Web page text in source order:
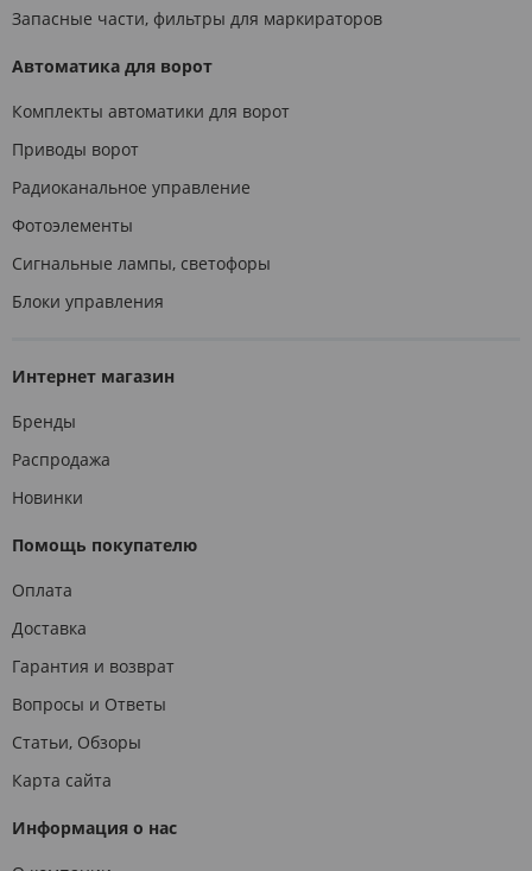
Запасные части, фильтры для маркираторов
Автоматика для ворот
Комплекты автоматики для ворот
Приводы ворот
Радиоканальное управление
Фотоэлементы
Сигнальные лампы, светофоры
Блоки управления
Интернет магазин
Бренды
Распродажа
Новинки
Помощь покупателю
Оплата
Доставка
Гарантия и возврат
Вопросы и Ответы
Статьи, Обзоры
Карта сайта
Информация о нас